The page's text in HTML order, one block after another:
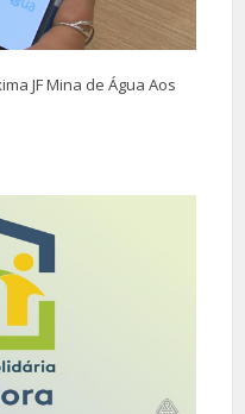
JF Mina de Água Aos